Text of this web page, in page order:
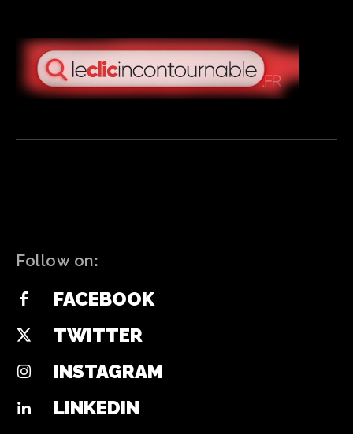
Follow on:
FACEBOOK
TWITTER
INSTAGRAM
LINKEDIN